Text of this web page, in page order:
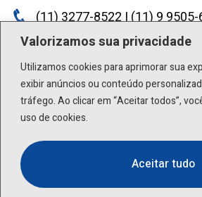
Valorizamos sua privacidade
Utilizamos cookies para aprimorar sua
exibir anúncios ou conteúdo
tráfego. Ao clicar em “Aceitar todos”,
uso de cookies.
Aceitar tudo
(11) 3277-8522 | (11) 9
lactea@lactea.com.br
Social